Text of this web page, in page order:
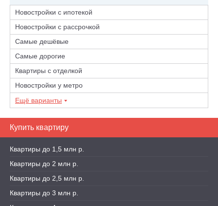
Новостройки с ипотекой
Новостройки с рассрочкой
Самые дешёвые
Самые дорогие
Квартиры с отделкой
Новостройки у метро
Ещё варианты
Купить квартиру
Квартиры до 1,5 млн р.
Квартиры до 2 млн р.
Квартиры до 2,5 млн р.
Квартиры до 3 млн р.